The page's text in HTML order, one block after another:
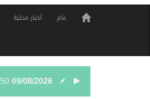
عام أخبار محلية
09/08/202650 طفلا وطفلة من القدس يستعدون للمغادرة إلى المغرب للمشاركة في المخيم الصيفي السنوي